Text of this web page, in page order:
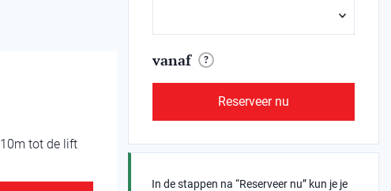
10m tot de lift
vanaf ?
Reserveer nu
In de stappen na “Reserveer nu” kun je je